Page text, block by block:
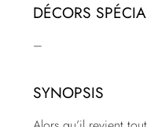
DÉCORS
–
SYNOPSIS